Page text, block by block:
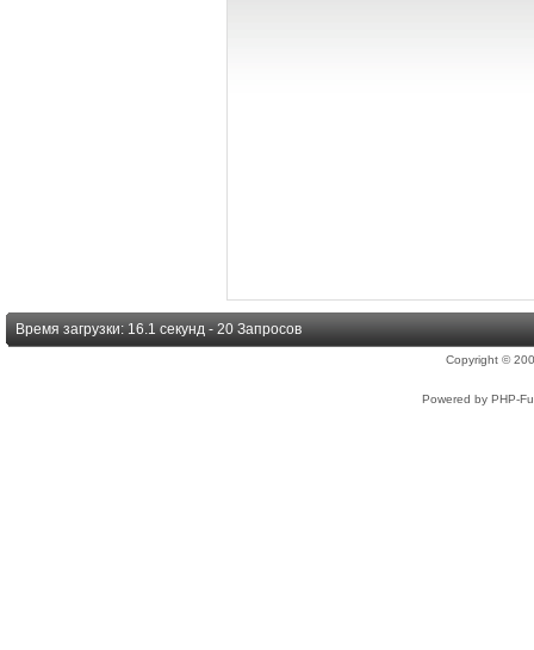
Время загрузки: 16.1 секунд - 20 Запросов
Copyright ©
Powered by PHP-